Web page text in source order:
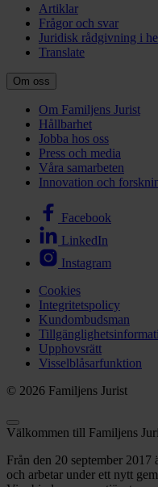
Artiklar
Frågor och svar
Juridisk rådgivning i
Translate
Om oss
Om Familjens Jurist
Hållbarhet
Jobba hos oss
Press och media
Våra samarbeten
Innovation och
Facebook
LinkedIn
Instagram
Cookies
Integritetspolicy
Kundombudsman
Upphovsrätt
Visselblåsarfunktion
© 2026 Familjens Jurist
Välkommen till Familjens
Från den 20 september
och arbetar under ett nytt